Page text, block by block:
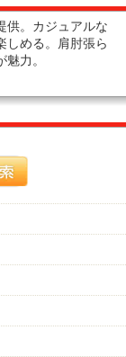
供。カジュアルな
しめる。肩肘張ら
力。